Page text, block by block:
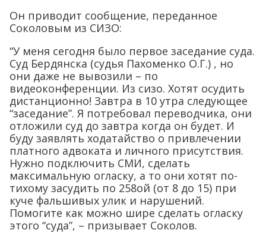
Он приводит сообщение, переданное
Соколовым из СИЗО:
“У меня сегодня было первое заседание суда.
Суд Бердянска (судья Пахоменко О.Г.) , но
они даже не вывозили – по
видеоконференции. Из сизо. Хотят осудить
дистанционно! Завтра в 10 утра следующее
“заседание”. Я потребовал переводчика, они
отложили суд до завтра когда он будет. И
буду заявлять ходатайство о привлечении
платного адвоката и личного присутствия.
Нужно подключить СМИ, сделать
максимальную огласку, а то они хотят по-
тихому засудить по 258ой (от 8 до 15) при
куче фальшивых улик и нарушений.
Помогите как можно шире сделать огласку
этого “суда”, – призывает Соколов.